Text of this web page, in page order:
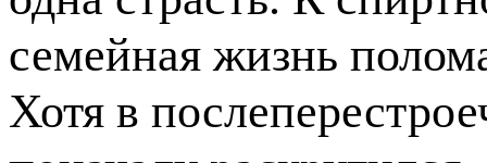
семейная жизнь
Хотя в